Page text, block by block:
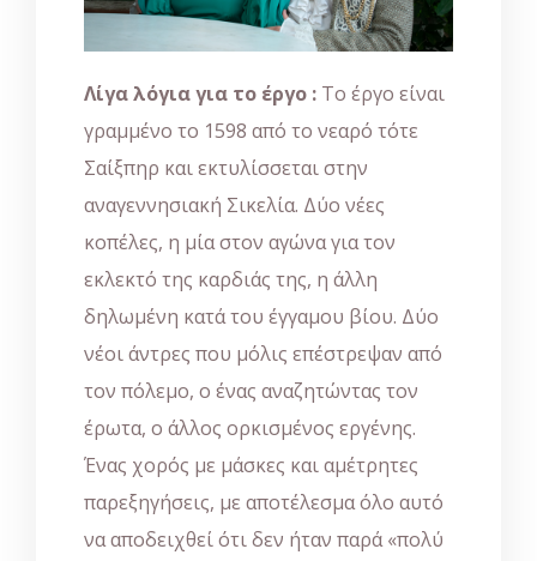
Λίγα λόγια για το έργο : Το έργο είναι
γραμμένο το 1598 από το νεαρό τότε
Σαίξπηρ και εκτυλίσσεται στην
αναγεννησιακή Σικελία. Δύο νέες
κοπέλες, η μία στον αγώνα για τον
εκλεκτό της καρδιάς της, η άλλη
δηλωμένη κατά του έγγαμου βίου. Δύο
νέοι άντρες που μόλις επέστρεψαν από
τον πόλεμο, ο ένας αναζητώντας τον
έρωτα, ο άλλος ορκισμένος εργένης.
Ένας χορός με μάσκες και αμέτρητες
παρεξηγήσεις, με αποτέλεσμα όλο αυτό
να αποδειχθεί ότι δεν ήταν παρά «πολύ